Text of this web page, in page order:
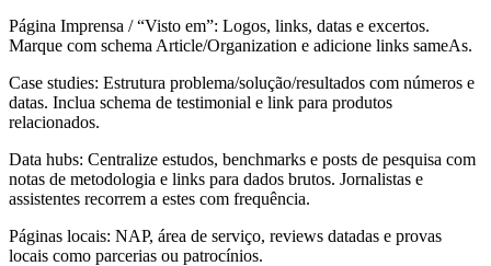
Página Imprensa / “Visto em”: Logos, links, datas e excertos.
Marque com schema Article/Organization e adicione links sameAs.
Case studies: Estrutura problema/solução/resultados com números e
datas. Inclua schema de testimonial e link para produtos
relacionados.
Data hubs: Centralize estudos, benchmarks e posts de pesquisa com
notas de metodologia e links para dados brutos. Jornalistas e
assistentes recorrem a estes com frequência.
Páginas locais: NAP, área de serviço, reviews datadas e provas
locais como parcerias ou patrocínios.